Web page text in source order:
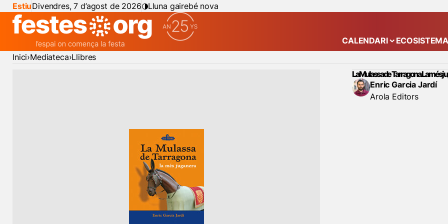
EstiuDivendres, 7 d’agost de 2026 Lluna gairebé nova
CALENDARI Mostra el
ECOSISTEMA
Inici Mediateca Llibres
La Mulassa de Tarragona. La més
Enric Garcia Jardí
Arola Editors